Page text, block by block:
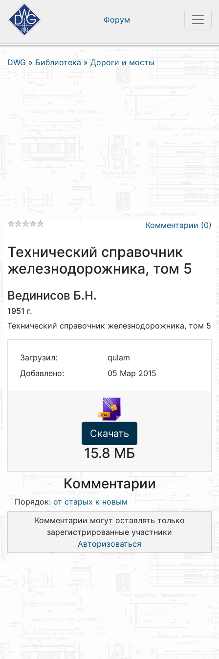
Форум
DWG » Библиотека » Дороги и мосты
Комментарии (0)
Технический справочник
железнодорожника, том 5
Вединисов Б.Н.
1951 г.
Технический справочник железнодорожника, том 5
Загрузил:
qulam
Добавлено:
05 Мар 2015
Скачать
15.8 МБ
Комментарии
Порядок: от старых к новым
Комментарии могут оставлять только
зарегистрированные участники
Авторизоваться